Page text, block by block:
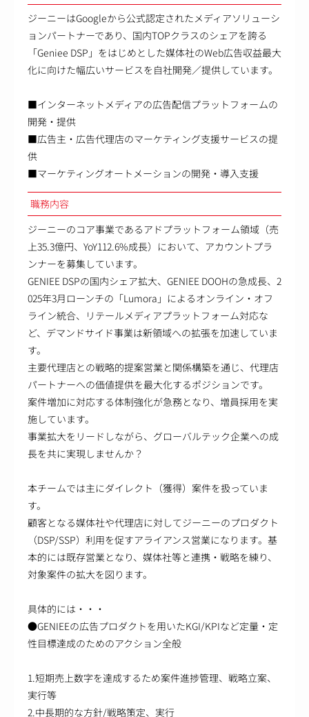
ジーニーはGoogleから公式認定されたメディアソリューシ
ョンパートナーであり、国内TOPクラスのシェアを誇る
「Geniee DSP」をはじめとした媒体社のWeb広告収益最大
化に向けた幅広いサービスを自社開発／提供しています。
■インターネットメディアの広告配信プラットフォームの
開発・提供
■広告主・広告代理店のマーケティング支援サービスの提
供
■マーケティングオートメーションの開発・導入支援
職務内容
ジーニーのコア事業であるアドプラットフォーム領域（売
上35.3億円、YoY112.6%成長）において、アカウントプラ
ンナーを募集しています。
GENIEE DSPの国内シェア拡大、GENIEE DOOHの急成長、2
025年3月ローンチの「Lumora」によるオンライン・オフ
ライン統合、リテールメディアプラットフォーム対応な
ど、デマンドサイド事業は新領域への拡張を加速していま
す。
主要代理店との戦略的提案営業と関係構築を通じ、代理店
パートナーへの価値提供を最大化するポジションです。
案件増加に対応する体制強化が急務となり、増員採用を実
施しています。
事業拡大をリードしながら、グローバルテック企業への成
長を共に実現しませんか？
本チームでは主にダイレクト（獲得）案件を扱っていま
す。
顧客となる媒体社や代理店に対してジーニーのプロダクト
（DSP/SSP）利用を促すアライアンス営業になります。基
本的には既存営業となり、媒体社等と連携・戦略を練り、
対象案件の拡大を図ります。
具体的には・・・
●GENIEEの広告プロダクトを用いたKGI/KPIなど定量・定
性目標達成のためのアクション全般
1.短期売上数字を達成するため案件進捗管理、戦略立案、
実行等
2.中長期的な方針/戦略策定、実行